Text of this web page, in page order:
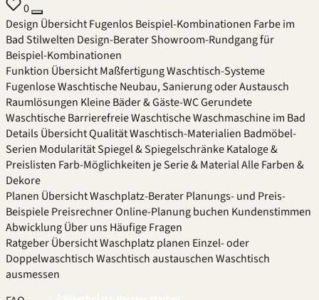
0
Design ÜbersichtFugenlosBeispiel-Kombinationen Farbe im
BadStilwelten Design-BeraterShowroom-Rundgang für
Beispiel-Kombinationen
Funktion ÜbersichtMaßfertigungWaschtisch-Systeme
Fugenlose WaschtischeNeubau, Sanierung oder Austausch
Raumlösungen Kleine Bäder & Gäste-WCGerundete
WaschtischeBarrierefreie WaschtischeWaschmaschine im Bad
DetailsÜbersichtQualitätWaschtisch-Materialien Badmöbel-
Serien ModularitätSpiegel & SpiegelschränkeKataloge &
Preislisten Farb-Möglichkeiten je Serie & MaterialAlle Farben &
Dekore
Planen ÜbersichtWaschplatz-BeraterPlanungs- und Preis-
BeispielePreisrechnerOnline-Planung buchen Kundenstimmen
AbwicklungÜber unsHäufige Fragen
RatgeberÜbersichtWaschplatz planen Einzel- oder
DoppelwaschtischWaschtisch austauschenWaschtisch
ausmessen